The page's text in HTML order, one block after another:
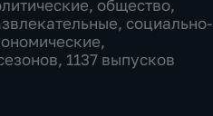
, общество,
, социально-
,
1137 выпусков